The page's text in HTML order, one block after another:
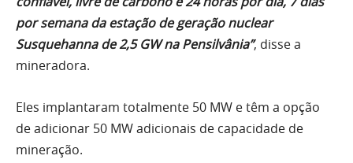
por semana da estação de geração nuclear
Susquehanna de 2,5 GW na Pensilvânia”, disse a
mineradora.
Eles implantaram totalmente 50 MW e têm a opção
de adicionar 50 MW adicionais de capacidade de
mineração.